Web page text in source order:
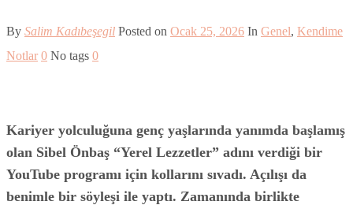
By Salim Kadıbeşegil Posted on Ocak 25, 2026 In Genel, Kendime
Notlar 0 No tags 0
Kariyer yolculuğuna genç yaşlarında yanımda başlamış
olan Sibel Önbaş “Yerel Lezzetler” adını verdiği bir
YouTube programı için kollarını sıvadı. Açılışı da
benimle bir söyleşi ile yaptı. Zamanında birlikte